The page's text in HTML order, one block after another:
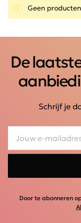
Geen
De
Schrijf je
Door te abonneren